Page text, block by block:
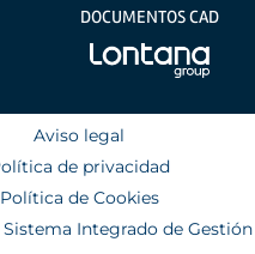
DOCUMENTOS CAD
Aviso legal
de privacidad
Política de Cookies
Integrado de Gestión